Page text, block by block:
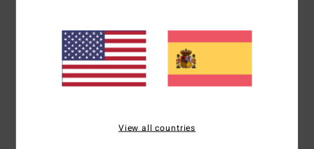
Composición[Tejido principal] 100% algodón
View all countries